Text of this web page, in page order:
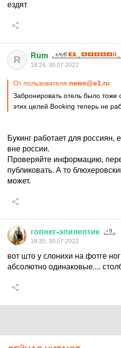
ездят
R Rum
18:26, 30.07.2022
От пользователя news@e1.ru
Забронировать отель было
этих целей Booking теперь не
Букинг работает для россиян,
вне россии.
Проверяйте информацию,
публиковать. А то
может.
гопнег-эпилептик
18:35, 30.07.2022
вот што у слонихи на фотге
абсолютно одинаковые....